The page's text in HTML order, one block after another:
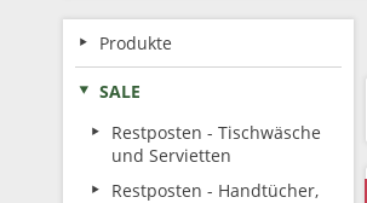
Produkte
SALE
Restposten - Tischwäsche
und Servietten
Restposten - Handtücher,